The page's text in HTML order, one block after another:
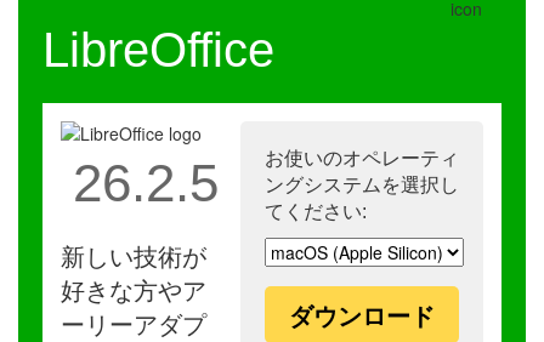
LibreOffice
お使いのオペレーティ
ングシステムを選択し
てください:
ダウンロード
26.2.5
新しい技術が
好きな方やア
ーリーアダプ